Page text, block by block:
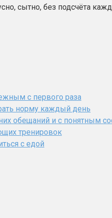
сытно, без подсчёта
с первого раза
норму каждый день
обещаний и с понятным
тренировок
с едой